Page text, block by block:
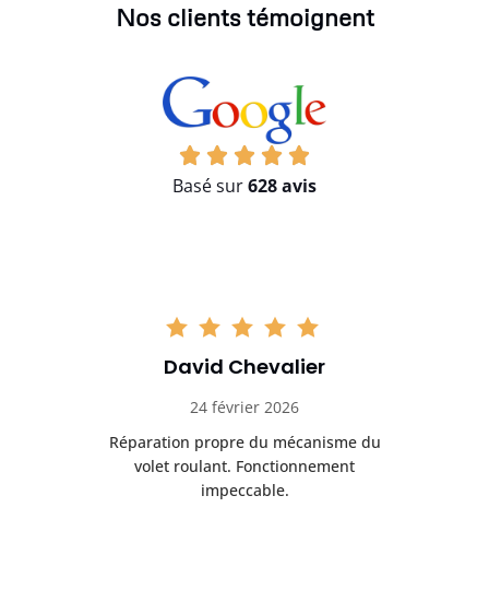
Nos clients témoignent
Basé sur628 avis
David Chevalier
24 février 2026
Réparation propre du mécanisme du
volet roulant. Fonctionnement
impeccable.